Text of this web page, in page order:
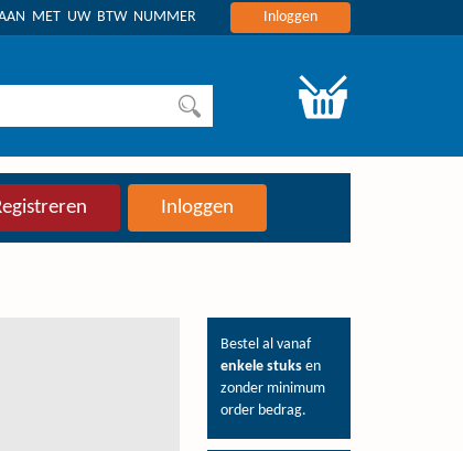
MET UW BTW NUMMER Inloggen
Inloggen
Bestel al vanaf
enkele stuks en
zonder minimum
order bedrag.